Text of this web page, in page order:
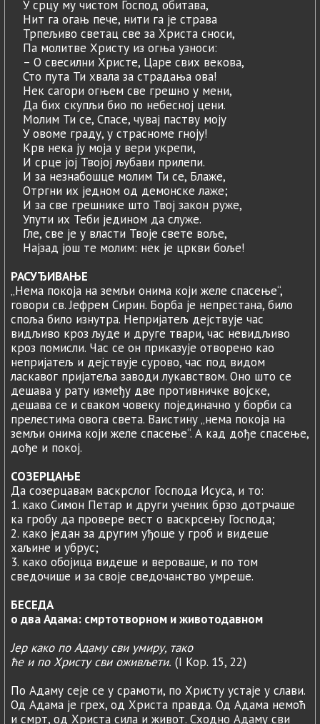
У срцу му чистом Господ обитава,
Нит га огањ пече, нити га је страва
Трпељиво светац све за Христа сноси,
Па молитве Христу из огња узноси:
– О свесилни Христе, Царе свих векова,
Сто пута Ти хвала за страдања ова!
Нек сагори огњем све грешно у мени,
Да бих скупљи био по небесној цени.
Молим Ти се, Спасе, чувај паству моју
У овоме граду, у страсноме гноју!
Крв нека ју моја у вери укрепи,
И срце јој Твојој љубави прилепи.
И за незнабошце молим Ти се, Блаже,
Отргни их једном од демонске лаже;
И за све грешнике што Твој закон руже,
Упути их Теби једином да служе.
Гле, све је у власти Твоје свете воље,
Најзад још те молим: нек је цркви боље!
РАСУЂИВАЊЕ
„Нема покоја на земљи онима који желе спасење“,
говори св. Јефрем Сирин. Борба је непрестана, било
споља било изнутра. Непријатељ дејствује час
видљиво кроз људе и друге твари, час невидљиво
кроз помисли. Час се он приказује отворено као
непријатељ и дејствује сурово, час под видом
ласкавог пријатеља заводи лукавством. Оно што се
дешава у рату између две противничке војске,
дешава се и сваком човеку појединачно у борби са
прелестима овога света. Ваистину „нема покоја на
земљи онима који желе спасење“. А кад дође спасење,
дође и покој.
СОЗЕРЦАЊЕ
Да созерцавам васкрслог Господа Исуса, и то:
1. како Симон Петар и други ученик брзо дотрчаше
ка гробу да провере вест о васкрсењу Господа;
2. како један за другим уђоше у гроб и видеше
хаљине и убрус;
3. како обојица видеше и вероваше, и по том
сведочише и за своје сведочанство умреше.
БЕСЕДА
о два Адама: смртотворном и животодавном
Јер како по Адаму сви умиру, тако
ће и по Христу сви оживљети. (I Кор. 15, 22)
По Адаму сеје се у срамоти, по Христу устаје у слави.
Од Адама је грех, од Христа правда. Од Адама немоћ
и смрт, од Христа сила и живот. Сходно Адаму сви